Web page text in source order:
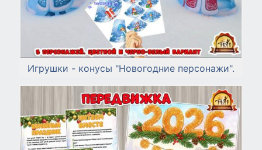
Игрушки - конусы "Новогодние персонажи".